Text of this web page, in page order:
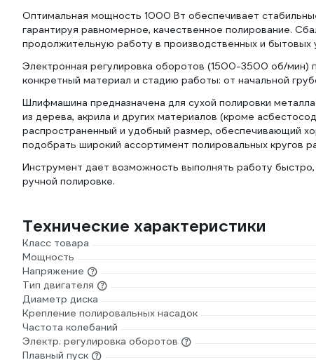
Оптимальная мощность 1000 Вт обеспечивает
гарантируя равномерное, качественное полирование.
продолжительную работу в производственных и бытовых
Электронная регулировка оборотов (1500-3500 об/мин)
конкретный материал и стадию работы: от начальной
Шлифмашина предназначена для сухой полировки
из дерева, акрила и других материалов (кроме
распространенный и удобный размер, обеспечивающий
подобрать широкий ассортимент полировальных кругов
Инструмент дает возможность выполнять работу
ручной полировке.
Технические характеристики
Класс товара
Мощность
Напряжение
Тип двигателя
Диаметр диска
Крепление полировальных насадок
Частота колебаний
Электр. регулировка оборотов
Плавный пуск